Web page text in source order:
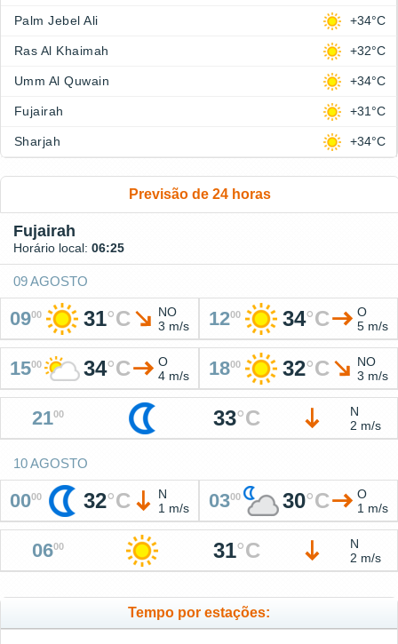
Palm Jebel Ali +34°C
Ras Al Khaimah +32°C
Umm Al Quwain +34°C
Fujairah +31°C
Sharjah +34°C
Previsão de 24 horas
Fujairah
Horário local: 06:25
09 AGOSTO
0900 31°C
NO
3 m/s
1200 34°C
O
5 m/s
1500 34°C
O
4 m/s
1800 32°C
NO
3 m/s
2100 33°C
N
2 m/s
10 AGOSTO
0000 32°C
N
1 m/s
0300 30°C
O
1 m/s
0600 31°C
N
2 m/s
Tempo por estações: